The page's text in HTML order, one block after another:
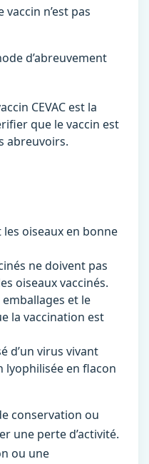
n’est pas
d’abreuvement
CEVAC est la
que le vaccin est
abreuvoirs.
oiseaux en bonne
ne doivent pas
oiseaux vaccinés.
et le
la vaccination est
d’un virus vivant
en flacon
conservation ou
une perte d’activité.
ou une